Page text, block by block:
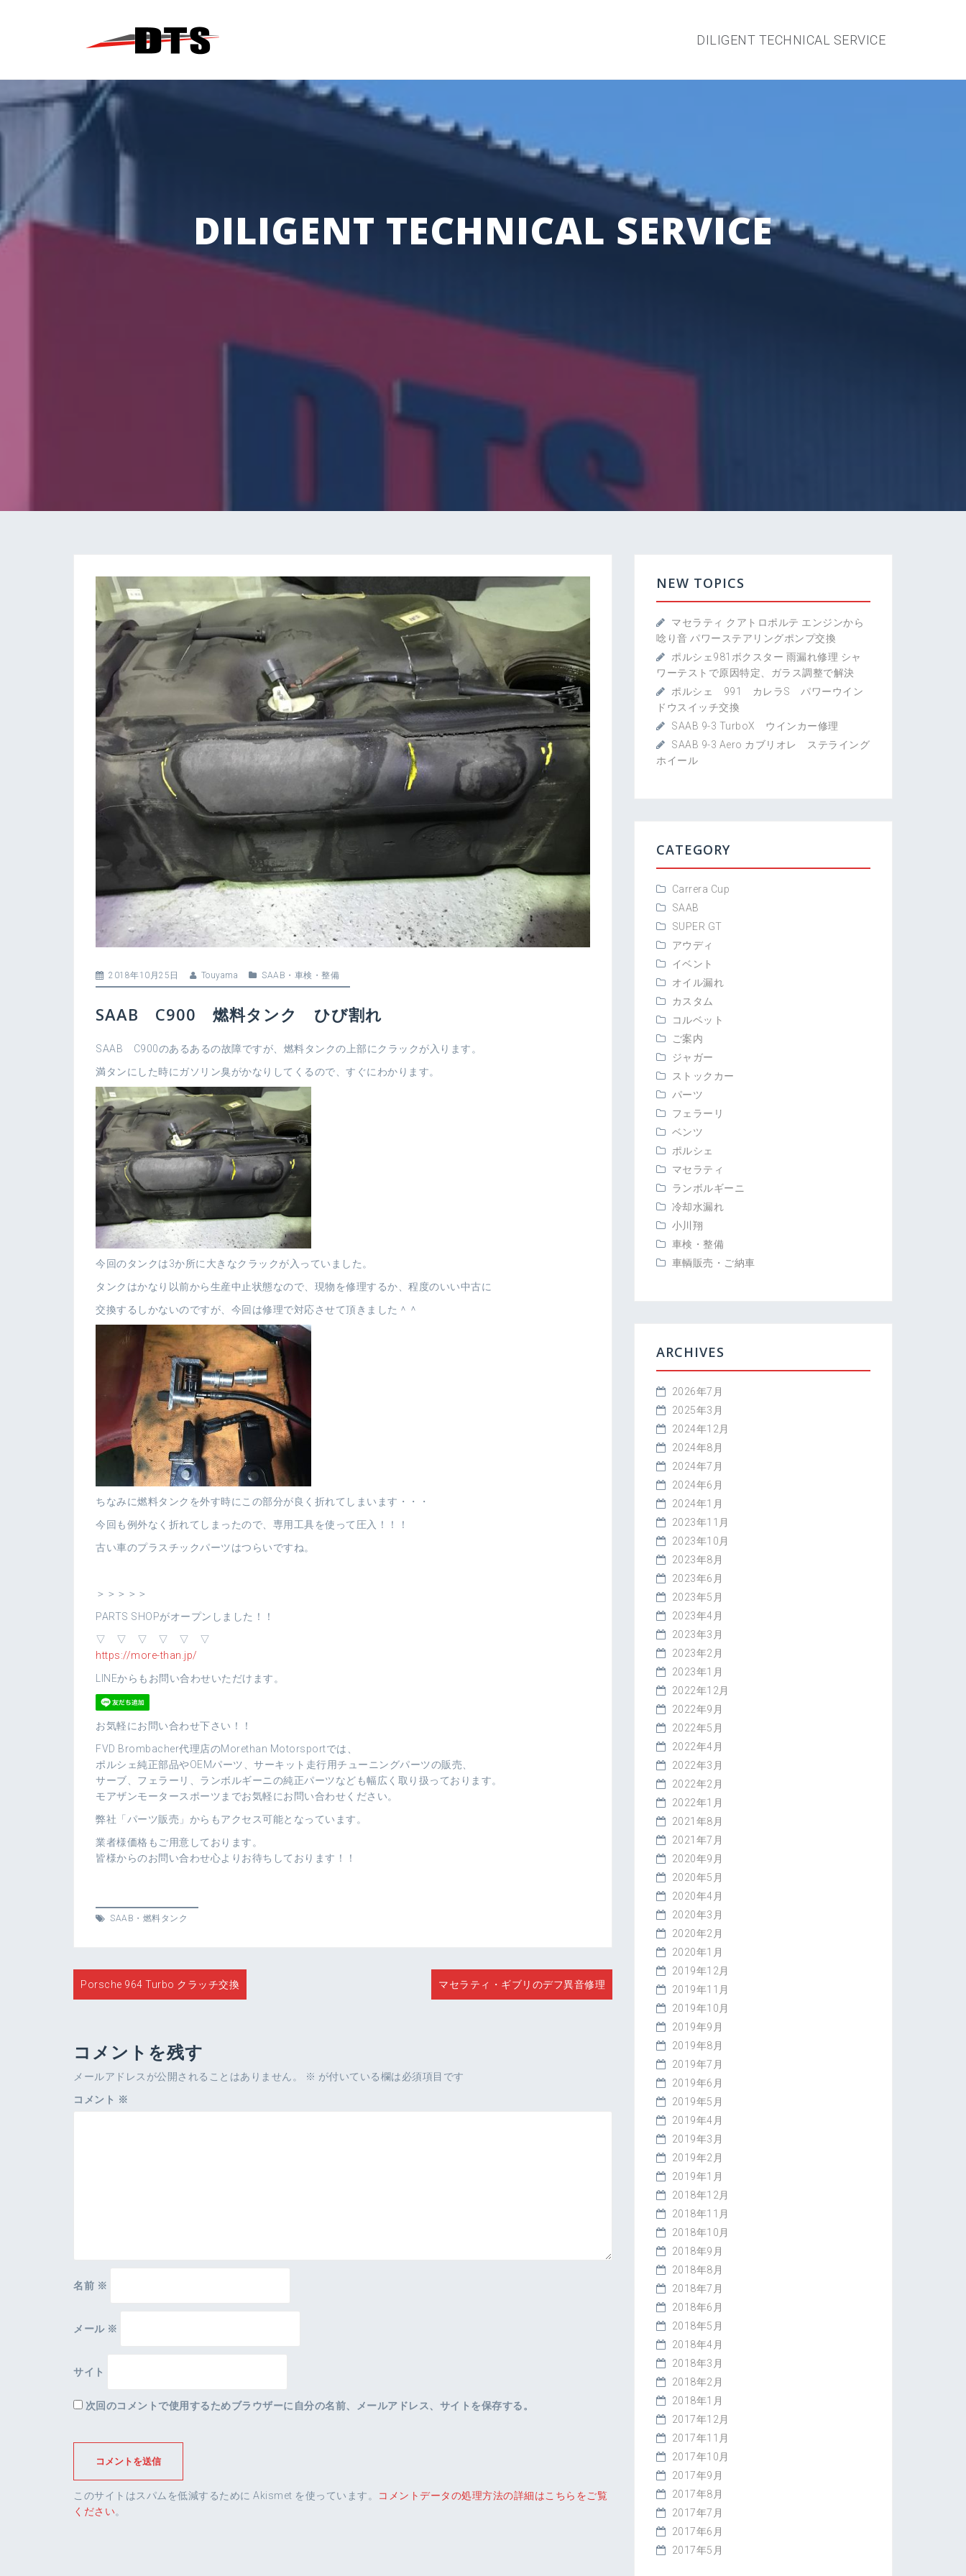
ス
ッ
DILIGENT TECHNICAL SERVICE
DILIGENT TECHNICAL SERVICE
2018年10月25日 Touyama SAAB ・ 車検・整備
SAAB C900 燃料タンク ひび割れ
SAAB C900のあるあるの故障ですが、燃料タンクの上部にクラックが入ります。
満タンにした時にガソリン臭がかなりしてくるので、すぐにわかります。
今回のタンクは3か所に大きなクラックが入っていました。
タンクはかなり以前から生産中止状態なので、現物を修理するか、程度のいい中古に
交換するしかないのですが、今回は修理で対応させて頂きました＾＾
ちなみに燃料タンクを外す時にこの部分が良く折れてしまいます・・・
今回も例外なく折れてしまったので、専用工具を使って圧入！！！
古い車のプラスチックパーツはつらいですね。
＞＞＞＞＞
PARTS SHOPがオープンしました！！
▽ ▽ ▽ ▽ ▽ ▽
https://more-than.jp/
LINEからもお問い合わせいただけます。
お気軽にお問い合わせ下さい！！
FVD Brombacher代理店のMorethan Motorsportでは、
ポルシェ純正部品やOEMパーツ、サーキット走行用チューニングパーツの販売、
サーブ、フェラーリ、ランボルギーニの純正パーツなども幅広く取り扱っております。
モアザンモータースポーツまでお気軽にお問い合わせください。
弊社「パーツ販売」からもアクセス可能となっています。
業者様価格もご用意しております。
皆様からのお問い合わせ心よりお待ちしております！！
SAAB ・ 燃料タンク
投
稿
ビ
ゲ
ー
Porsche 964 Turbo クラッチ交換 マセラティ・ギブリのデフ異音修理
コメントを残す
メールアドレスが公開されることはありません。 ※ が付いている欄は必須項目です
コメント ※
名前 ※
メール ※
サイト
次回のコメントで使用するためブラウザーに自分の名前、メールアドレス、サイトを保存する。
このサイトはスパムを低減するために Akismet を使っています。
コメントデータの処理方法の詳細はこちらをご覧
ください。
NEW TOPICS
マセラティ クアトロポルテ エンジンから
唸り音 パワーステアリングポンプ交換
ポルシェ981ボクスター 雨漏れ修理 シャ
ワーテストで原因特定、ガラス調整で解決
ポルシェ 991 カレラS パワーウイン
ドウスイッチ交換
SAAB 9-3 TurboX ウインカー修理
SAAB 9-3 Aero カブリオレ ステライング
ホイール
CATEGORY
Carrera Cup
SAAB
SUPER GT
アウディ
イベント
オイル漏れ
カスタム
コルベット
ご案内
ジャガー
ストックカー
パーツ
フェラーリ
ベンツ
ポルシェ
マセラティ
ランボルギーニ
冷却水漏れ
小川翔
車検・整備
車輌販売・ご納車
ARCHIVES
2026年7月
2025年3月
2024年12月
2024年8月
2024年7月
2024年6月
2024年1月
2023年11月
2023年10月
2023年8月
2023年6月
2023年5月
2023年4月
2023年3月
2023年2月
2023年1月
2022年12月
2022年9月
2022年5月
2022年4月
2022年3月
2022年2月
2022年1月
2021年8月
2021年7月
2020年9月
2020年5月
2020年4月
2020年3月
2020年2月
2020年1月
2019年12月
2019年11月
2019年10月
2019年9月
2019年8月
2019年7月
2019年6月
2019年5月
2019年4月
2019年3月
2019年2月
2019年1月
2018年12月
2018年11月
2018年10月
2018年9月
2018年8月
2018年7月
2018年6月
2018年5月
2018年4月
2018年3月
2018年2月
2018年1月
2017年12月
2017年11月
2017年10月
2017年9月
2017年8月
2017年7月
2017年6月
2017年5月